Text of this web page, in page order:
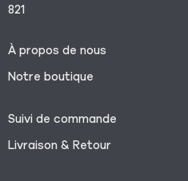
821
À propos de nous
Notre boutique
Suivi de commande
Livraison & Retour